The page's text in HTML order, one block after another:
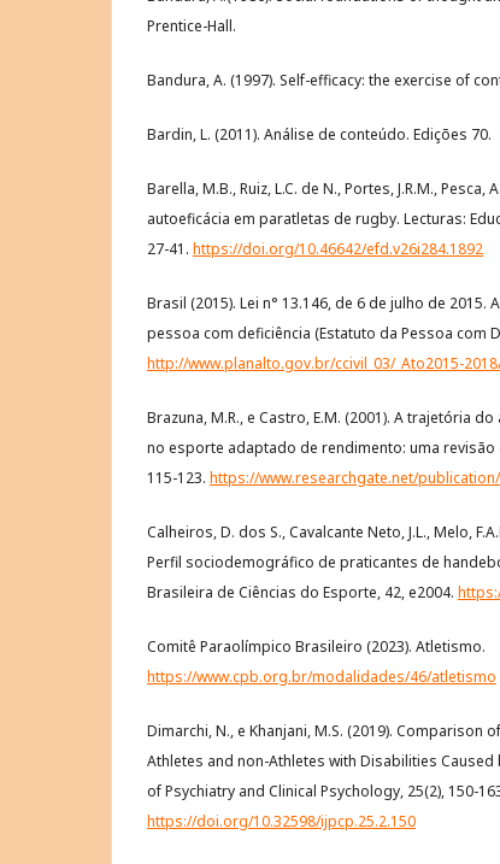
Prentice-Hall.
Bandura, A. (1997). Self-efficacy: the exercise of
Bardin, L. (2011). Análise de conteúdo. Edições 70.
Barella, M.B., Ruiz, L.C. de N., Portes, J.R.M., Pesca,
autoeficácia em paratletas de rugby. Lecturas:
27-41. https://doi.org/10.46642/efd.v26i284.1892
Brasil (2015). Lei n° 13.146, de 6 de julho de
pessoa com deficiência (Estatuto da Pessoa com
http://www.planalto.gov.br/ccivil_03/_Ato2015-
Brazuna, M.R., e Castro, E.M. (2001). A trajetória
no esporte adaptado de rendimento: uma revisão
115-123. https://www.researchgate.net/
Calheiros, D. dos S., Cavalcante Neto, J.L., Melo,
Perfil sociodemográfico de praticantes de
Brasileira de Ciências do Esporte, 42, e2004.
Comitê Paraolímpico Brasileiro (2023). Atletismo.
https://www.cpb.org.br/modalidades/46/atletismo
Dimarchi, N., e Khanjani, M.S. (2019). Comparison
Athletes and non-Athletes with Disabilities Caused
of Psychiatry and Clinical Psychology, 25(2), 150-
https://doi.org/10.32598/ijpcp.25.2.150